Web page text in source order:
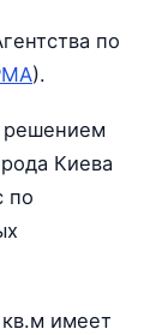
по
).
решением
Киева
по
имеет